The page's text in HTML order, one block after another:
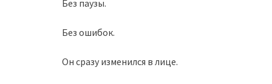
Без паузы.
Без ошибок.
Он сразу изменился в лице.